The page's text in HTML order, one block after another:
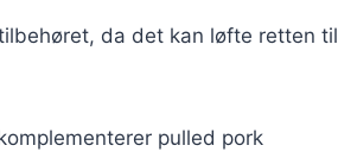
da det kan løfte retten til
pulled pork